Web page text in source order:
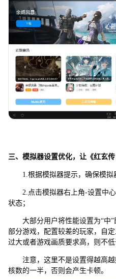
三、模拟器设置优化，让《红玄
1.根据模拟器提示，确保模拟
2.点击模拟器右上角-设置中心
状态；
大部分用户将性能设置为“中”
部分游戏，配置较差的玩家，自
过大或者游戏画质要求高，则不低
注意，这里不是设置得越高越
核数的一半，否则会产生卡顿。